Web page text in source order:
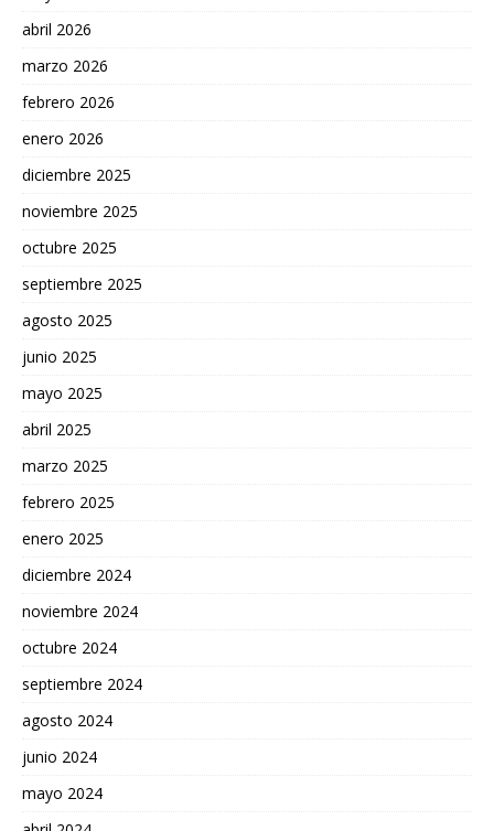
abril 2026
marzo 2026
febrero 2026
enero 2026
diciembre 2025
noviembre 2025
octubre 2025
septiembre 2025
agosto 2025
junio 2025
mayo 2025
abril 2025
marzo 2025
febrero 2025
enero 2025
diciembre 2024
noviembre 2024
octubre 2024
septiembre 2024
agosto 2024
junio 2024
mayo 2024